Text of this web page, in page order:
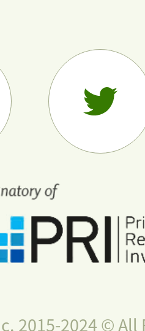
2015-2024 © All